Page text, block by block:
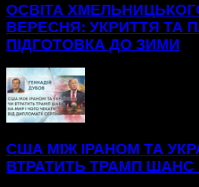
ОСВІТА
ВЕРЕСНЯ: УКРИТТЯ ТА
ПІДГОТОВКА ДО ЗИМИ
США МІЖ ІРАНОМ ТА
ВТРАТИТЬ ТРАМП ШАНС